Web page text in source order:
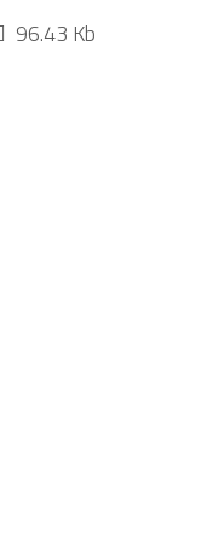
96.43 Kb